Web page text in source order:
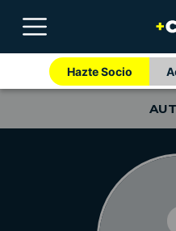
Hazte Socio